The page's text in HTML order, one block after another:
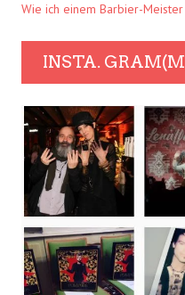
Wie ich einem Barbier-
INSTA.